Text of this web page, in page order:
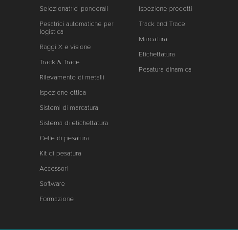
Selezionatrici ponderali
Pesatrici automatiche per
logistica
Raggi X e visione
Track & Trace
Rilevamento di metalli
Ispezione ottica
Sistemi di marcatura
Sistema di etichettatura
Celle di pesatura
Kit di pesatura
Accessori
Software
Formazione
Ispezione prodotti
Track and Trace
Marcatura
Etichettatura
Pesatura dinamica